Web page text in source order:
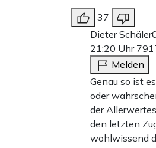
37
Dieter Schäler
21:20 Uhr
Melden
Genau so ist
oder
der
den letzten
wohlwissend